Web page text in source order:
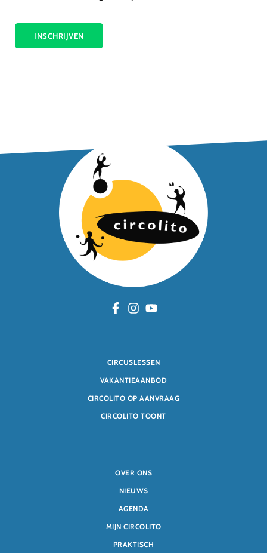
INSCHRIJVEN
CIRCUSLESSEN
VAKANTIEAANBOD
CIRCOLITO OP AANVRAAG
CIRCOLITO TOONT
OVER ONS
NIEUWS
AGENDA
MIJN CIRCOLITO
PRAKTISCH